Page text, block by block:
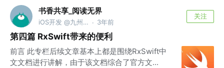
书香共享_阅读无界
iOS开发 @九州文化 · 3年前
关注
第四篇 RxSwift带来的便利
前言 此专栏后续文章基本上都是围绕RxSwift中
文文档进行讲解，由于该文档综合了官方文...